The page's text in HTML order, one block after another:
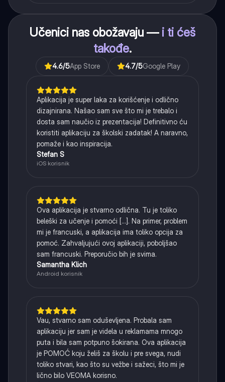
Učenici nas obožavaju — i ti ćeš
takođe.
4.6/5App Store 4.7/5Google Play
Aplikacija je super laka za korišćenje i odlično
dizajnirana. Našao sam sve što mi je trebalo i
dosta sam naučio iz prezentacija! Definitivno ću
koristiti aplikaciju za školski zadatak! A naravno,
pomaže i kao inspiracija.
Stefan S
iOS korisnik
Ova aplikacija je stvarno odlična. Tu je toliko
beleški za učenje i pomoći [...]. Na primer, problem
mi je francuski, a aplikacija ima toliko opcija za
pomoć. Zahvaljujući ovoj aplikaciji, poboljšao
sam francuski. Preporučio bih je svima.
Samantha Klich
Android korisnik
Vau, stvarno sam oduševljena. Probala sam
aplikaciju jer sam je videla u reklamama mnogo
puta i bila sam potpuno šokirana. Ova aplikacija
je POMOĆ koju želiš za školu i pre svega, nudi
toliko stvari, kao što su vežbe i sažeci, što mi je
lično bilo VEOMA korisno.